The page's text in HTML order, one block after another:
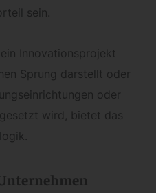
sein.
ein Innovationsprojekt
Sprung darstellt oder
oder
wird, bietet das